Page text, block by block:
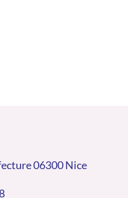
06300 Nice